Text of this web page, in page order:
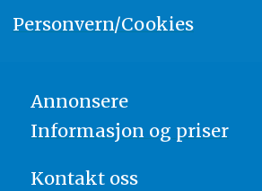
Personvern/Cookies
Annonsere
Informasjon og priser
Kontakt oss